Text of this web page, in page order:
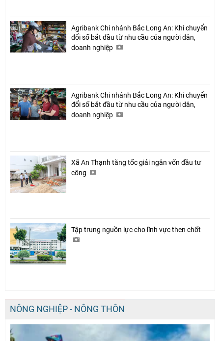
Agribank Chi nhánh Bắc Long An: Khi chuyển
đổi số bắt đầu từ nhu cầu của người dân,
doanh nghiệp
Agribank Chi nhánh Bắc Long An: Khi chuyển
đổi số bắt đầu từ nhu cầu của người dân,
doanh nghiệp
Xã An Thạnh tăng tốc giải ngân vốn đầu tư
công
Tập trung nguồn lực cho lĩnh vực then chốt
NÔNG NGHIỆP - NÔNG THÔN